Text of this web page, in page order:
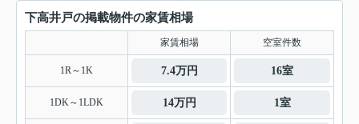
下高井戸の掲載物件の家賃相場
家賃相場 空室件数
1R～1K 7.4万円 16室
1DK～1LDK 14万円 1室